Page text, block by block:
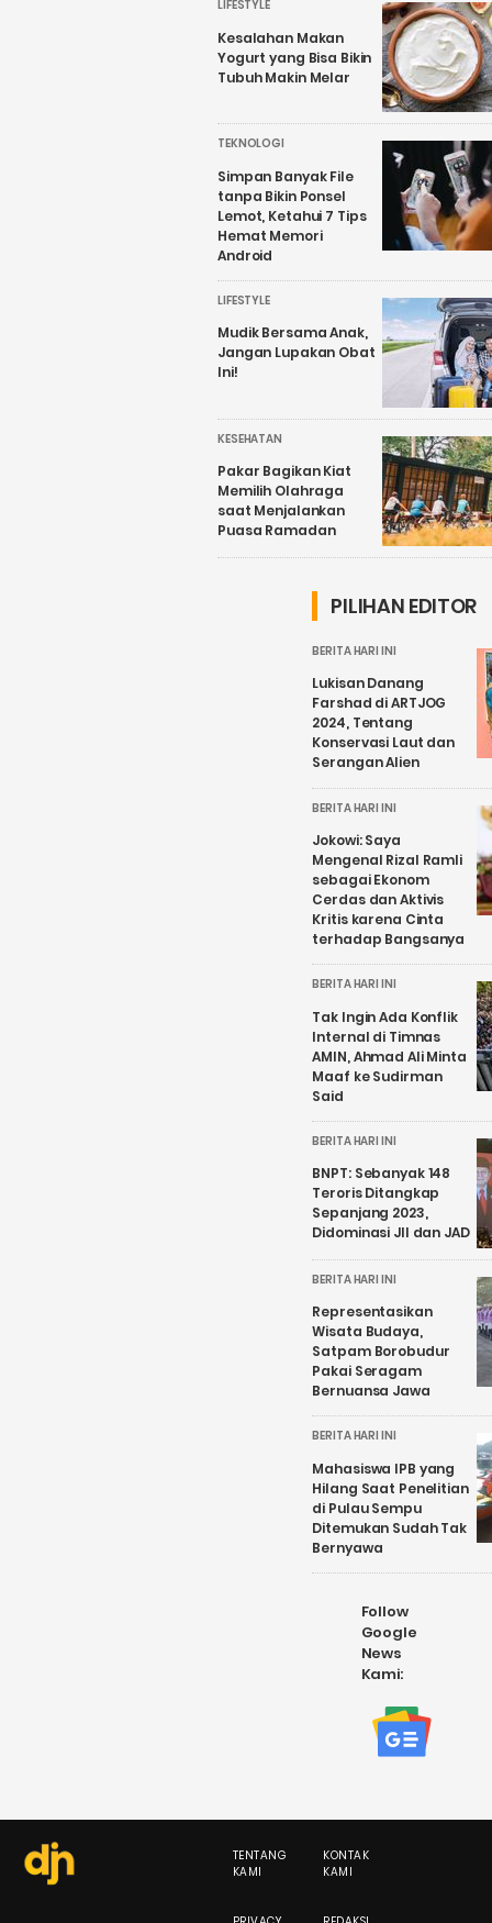
LIFESTYLE
Kesalahan Makan
Yogurt yang Bisa Bikin
Tubuh Makin Melar
TEKNOLOGI
Simpan Banyak File
tanpa Bikin Ponsel
Lemot, Ketahui 7 Tips
Hemat Memori
Android
LIFESTYLE
Mudik Bersama Anak,
Jangan Lupakan Obat
Ini!
KESEHATAN
Pakar Bagikan Kiat
Memilih Olahraga
saat Menjalankan
Puasa Ramadan
PILIHAN EDITOR
BERITA HARI INI
Lukisan Danang
Farshad di ARTJOG
2024, Tentang
Konservasi Laut dan
Serangan Alien
BERITA HARI INI
Jokowi: Saya
Mengenal Rizal Ramli
sebagai Ekonom
Cerdas dan Aktivis
Kritis karena Cinta
terhadap Bangsanya
BERITA HARI INI
Tak Ingin Ada Konflik
Internal di Timnas
AMIN, Ahmad Ali Minta
Maaf ke Sudirman
Said
BERITA HARI INI
BNPT: Sebanyak 148
Teroris Ditangkap
Sepanjang 2023,
Didominasi JII dan JAD
BERITA HARI INI
Representasikan
Wisata Budaya,
Satpam Borobudur
Pakai Seragam
Bernuansa Jawa
BERITA HARI INI
Mahasiswa IPB yang
Hilang Saat Penelitian
di Pulau Sempu
Ditemukan Sudah Tak
Bernyawa
Follow
Google
News
Kami:
TENTANG
KAMI
KONTAK
KAMI